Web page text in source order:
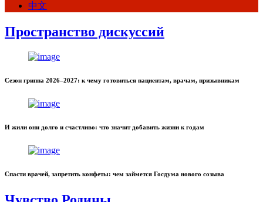
中文
Пространство дискуссий
Сезон гриппа 2026–2027: к чему готовиться пациентам, врачам, призывникам
И жили они долго и счастливо: что значит добавить жизни к годам
Спасти врачей, запретить конфеты: чем займется Госдума нового созыва